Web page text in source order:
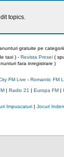
topics.
gratuite pe
taxi ) - Revista Presei(
fara inregistrare )
FM Live - Romantic FM
| Radio 21 | Europa FM|
Impuscaturi| Jocuri